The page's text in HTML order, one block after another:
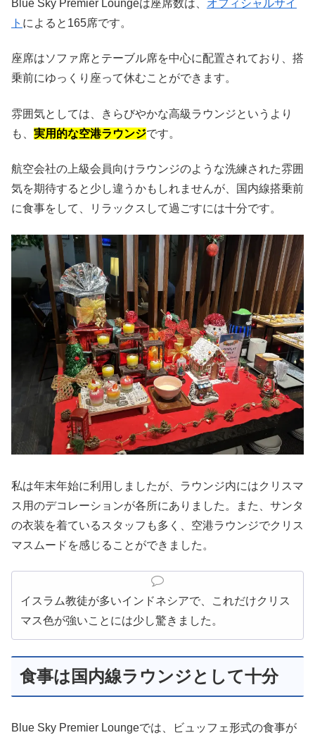
Blue Sky Premier Loungeは座席数は、 オフィシャルサイ
ト によると165席です。
座席はソファ席とテーブル席を中心に配置されており、搭
乗前にゆっくり座って休むことができます。
雰囲気としては、きらびやかな高級ラウンジというより
も、 実用的な空港ラウンジです。
航空会社の上級会員向けラウンジのような洗練された雰囲
気を期待すると少し違うかもしれませんが、国内線搭乗前
に食事をして、リラックスして過ごすには十分です。
私は年末年始に利用しましたが、ラウンジ内にはクリスマ
ス用のデコレーションが各所にありました。また、サンタ
の衣装を着ているスタッフも多く、空港ラウンジでクリス
マスムードを感じることができました。
イスラム教徒が多いインドネシアで、これだけクリス
マス色が強いことには少し驚きました。
食事は国内線ラウンジとして十分
Blue Sky Premier Loungeでは、ビュッフェ形式の食事が